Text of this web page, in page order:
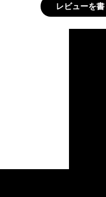
レビューを書